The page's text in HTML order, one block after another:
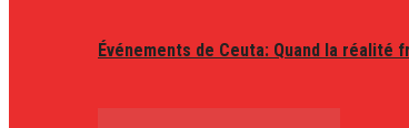
Événements de Ceuta: Quand la